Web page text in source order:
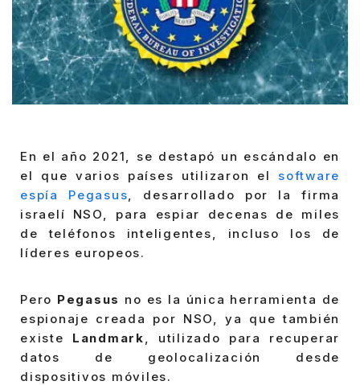
En el año 2021, se destapó un escándalo en
el que varios países utilizaron el software
espía Pegasus, desarrollado por la firma
israelí NSO, para espiar decenas de miles
de teléfonos inteligentes, incluso los de
líderes europeos.
Pero Pegasus no es la única herramienta de
espionaje creada por NSO, ya que también
existe Landmark, utilizado para recuperar
datos de geolocalización desde
dispositivos móviles.